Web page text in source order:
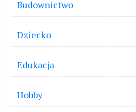
Budownictwo
Dziecko
Edukacja
Hobby